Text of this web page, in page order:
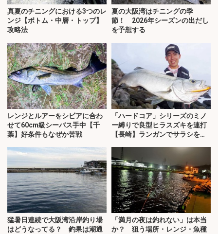
真夏のチニングにおける3つのレ
ンジ【ボトム・中層・トップ】
攻略法
夏の大阪湾はチニングの季
節！ 2026年シーズンの出だし
を予想する
レンジとルアーをシビアに合わ
せて60cm級シーバス手中【千
葉】好条件もなぜか苦戦
「ハードコア」シリーズのミノ
ー縛りで良型ヒラスズキを連打
【長崎】ランガンでサラシを攻
猛暑日連続で大阪湾沿岸釣り場
はどうなってる？ 釣果は潮通
「満月の夜は釣れない」は本当
か？ 狙う場所・レンジ・魚種